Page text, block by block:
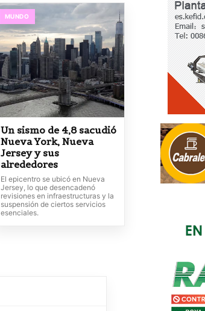
MUNDO
Un sismo de 4,8 sacudió
Nueva York, Nueva
Jersey y sus
alrededores
El epicentro se ubicó en Nueva
Jersey, lo que desencadenó
revisiones en infraestructuras y la
suspensión de ciertos servicios
esenciales.